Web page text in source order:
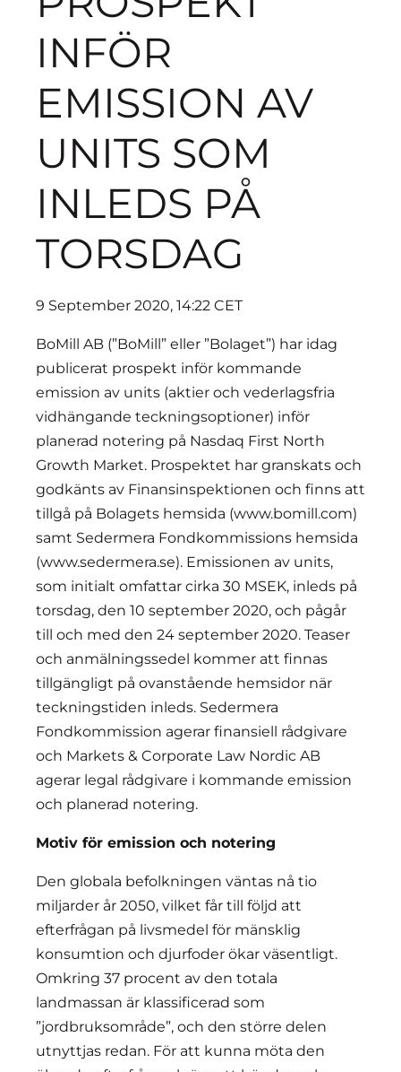
INFÖR
EMISSION AV
UNITS SOM
INLEDS PÅ
TORSDAG
9 September 2020, 14:22 CET
BoMill AB (”BoMill” eller ”Bolaget”) har idag
publicerat prospekt inför kommande
emission av units (aktier och vederlagsfria
vidhängande teckningsoptioner) inför
planerad notering på Nasdaq First North
Growth Market. Prospektet har granskats och
godkänts av Finansinspektionen och finns att
tillgå på Bolagets hemsida (www.bomill.com)
samt Sedermera Fondkommissions hemsida
(www.sedermera.se). Emissionen av units,
som initialt omfattar cirka 30 MSEK, inleds på
torsdag, den 10 september 2020, och pågår
till och med den 24 september 2020. Teaser
och anmälningssedel kommer att finnas
tillgängligt på ovanstående hemsidor när
teckningstiden inleds. Sedermera
Fondkommission agerar finansiell rådgivare
och Markets & Corporate Law Nordic AB
agerar legal rådgivare i kommande emission
och planerad notering.
Motiv för emission och notering
Den globala befolkningen väntas nå tio
miljarder år 2050, vilket får till följd att
efterfrågan på livsmedel för mänsklig
konsumtion och djurfoder ökar väsentligt.
Omkring 37 procent av den totala
landmassan är klassificerad som
”jordbruksområde”, och den större delen
utnyttjas redan. För att kunna möta den